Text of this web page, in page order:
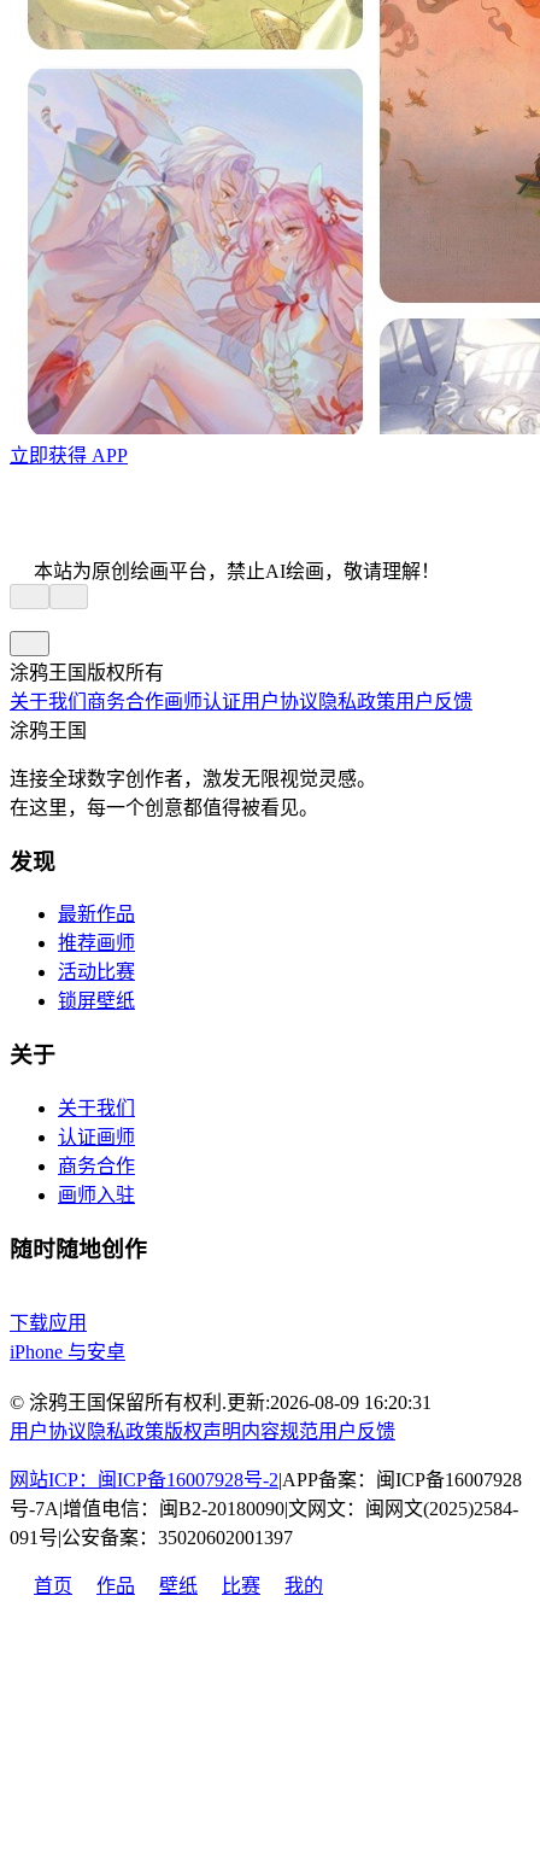
立即获得 APP
本站为原创绘画平台，禁止AI绘画，敬请理解！
涂鸦王国版权所有
关于我们 商务合作画师认证用户协议 隐私政策用户反馈
涂鸦王国
连接全球数字创作者，激发无限视觉灵感。
在这里，每一个创意都值得被看见。
发现
最新作品
推荐画师
活动比赛
锁屏壁纸
关于
关于我们
认证画师
商务合作
画师入驻
随时随地创作
下载应用
iPhone 与安卓
© 涂鸦王国保留所有权利.更新:2026-08-09 16:20:31
用户协议 隐私政策版权声明内容规范用户反馈
网站ICP：闽ICP备16007928号-2|APP备案：闽ICP备16007928
号-7A|增值电信：闽B2-20180090|文网文：闽网文(2025)2584-
091号|公安备案：35020602001397
首页 作品 壁纸 比赛 我的